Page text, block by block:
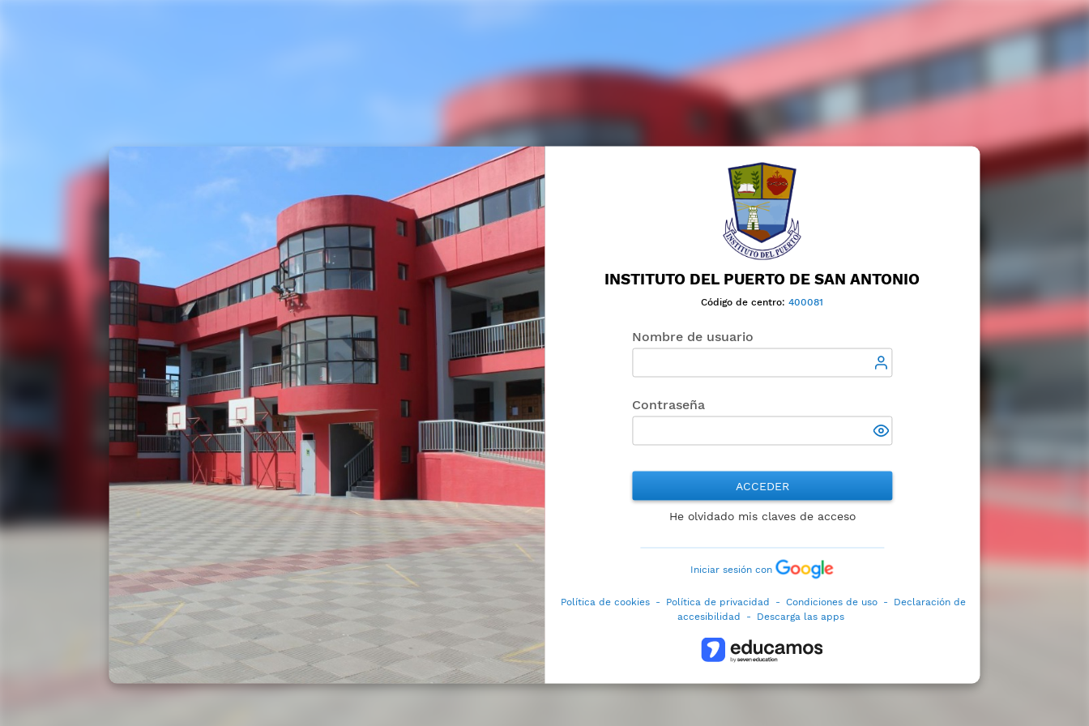
INSTITUTO DEL PUERTO DE SAN ANTONIO
Código de centro:400081
Nombre de usuario
Contraseña
ACCEDER
He olvidado mis claves de acceso
Iniciar sesión con
Política de cookies - Política de privacidad - Condiciones de uso -
Declaración de
accesibilidad
- Descarga las apps